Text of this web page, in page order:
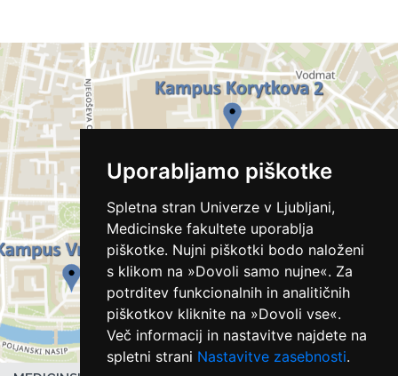
Uporabljamo piškotke
Spletna stran Univerze v Ljubljani,
Medicinske fakultete uporablja
piškotke. Nujni piškotki bodo naloženi
s klikom na »Dovoli samo nujne«. Za
potrditev funkcionalnih in analitičnih
piškotkov kliknite na »Dovoli vse«.
Več informacij in nastavitve najdete na
spletni strani Nastavitve zasebnosti.